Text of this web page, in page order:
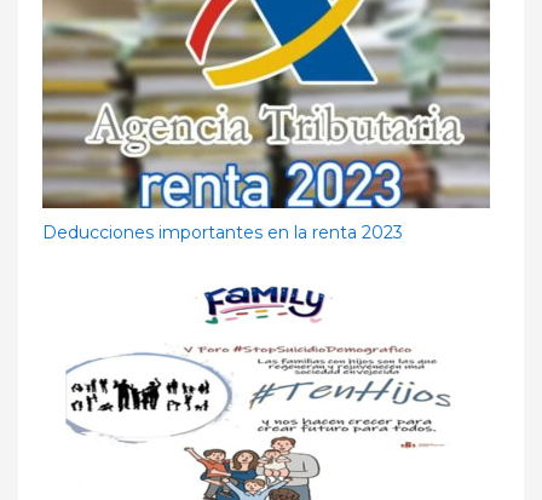
Deducciones importantes en la renta 2023